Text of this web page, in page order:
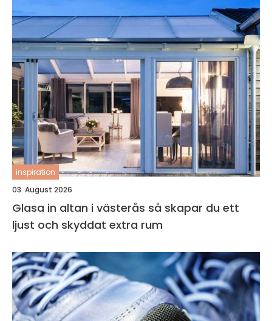
inspiration
03. August 2026
Glasa in altan i västerås så skapar du ett
ljust och skyddat extra rum